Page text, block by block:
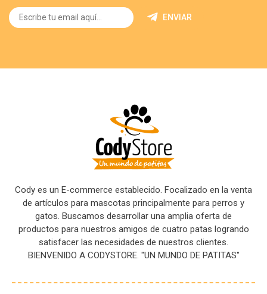
ENVIAR
Cody es un E-commerce establecido. Focalizado en la venta
de artículos para mascotas principalmente para perros y
gatos. Buscamos desarrollar una amplia oferta de
productos para nuestros amigos de cuatro patas logrando
satisfacer las necesidades de nuestros clientes.
BIENVENIDO A CODYSTORE. "UN MUNDO DE PATITAS"